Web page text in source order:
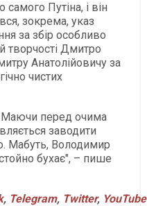
Путіна, і він
зокрема, указ
за збір особливо
творчості Дмитро
Анатолійовичу за
чистих
Маючи перед очима
заводити
Мабуть, Володимир
бухає", – пише
, Telegram, Twitter, YouTube